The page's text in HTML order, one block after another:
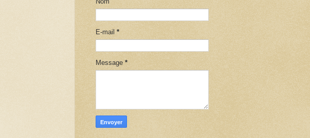
E-mail *
Message *